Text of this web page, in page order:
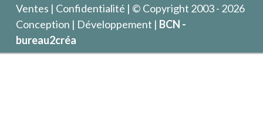
Ventes | Confidentialité | © Copyright 2003 - 2026
Conception | Développement | BCN -
bureau2créa